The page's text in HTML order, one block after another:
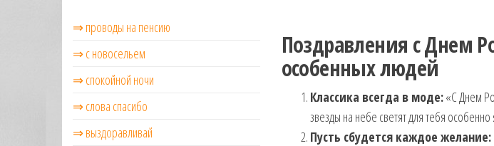
Только для
СМС,
Розыгрыши,
Поздравления с Днем
особенных людей
Классика всегда в моде:«С Днем
звезды на небе светят для тебя особенно
Пусть сбудется каждое желание:
⇒ проводы на пенсию
⇒ с новосельем
⇒ cпокойной ночи
⇒ слова спасибо
⇒ выздоравливай